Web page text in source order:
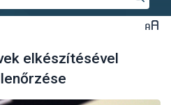
elkészítésével